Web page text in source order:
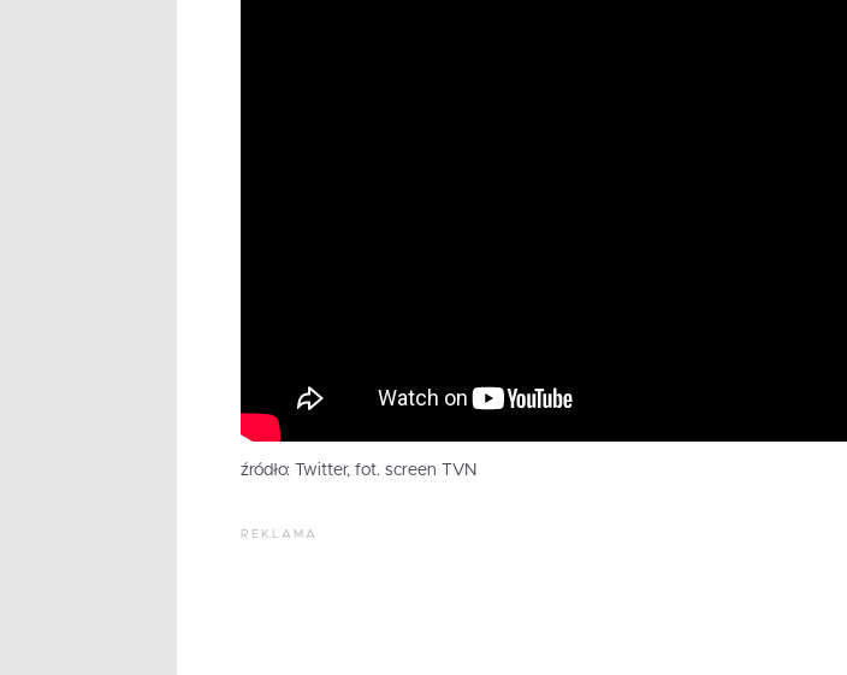
źródło: Twitter, fot. screen TVN
REKLAMA